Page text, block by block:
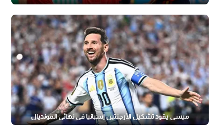
ميسي يقود تشكيل الأرجنتين إسبانيا في نهائي المونديال